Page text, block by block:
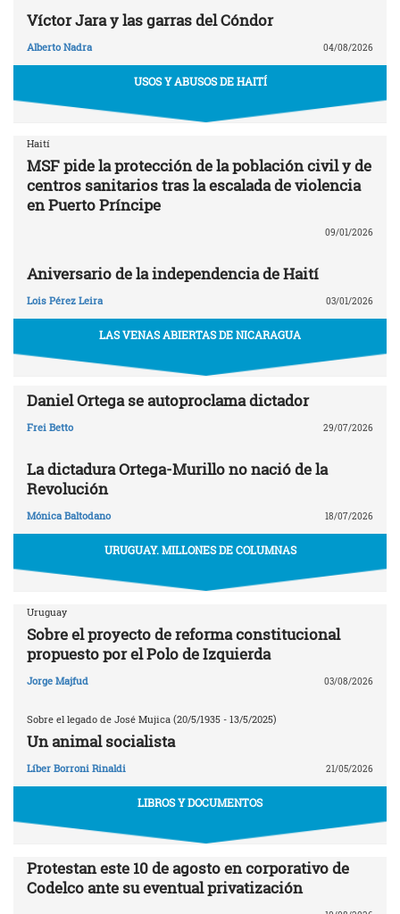
Víctor Jara y las garras del Cóndor
Alberto Nadra 04/08/2026
USOS Y ABUSOS DE HAITÍ
Haití
MSF pide la protección de la población civil y de
centros sanitarios tras la escalada de violencia
en Puerto Príncipe
09/01/2026
Aniversario de la independencia de Haití
Lois Pérez Leira 03/01/2026
LAS VENAS ABIERTAS DE NICARAGUA
Daniel Ortega se autoproclama dictador
Frei Betto 29/07/2026
La dictadura Ortega-Murillo no nació de la
Revolución
Mónica Baltodano 18/07/2026
URUGUAY. MILLONES DE COLUMNAS
Uruguay
Sobre el proyecto de reforma constitucional
propuesto por el Polo de Izquierda
Jorge Majfud 03/08/2026
Sobre el legado de José Mujica (20/5/1935 - 13/5/2025)
Un animal socialista
Líber Borroni Rinaldi 21/05/2026
LIBROS Y DOCUMENTOS
Protestan este 10 de agosto en corporativo de
Codelco ante su eventual privatización